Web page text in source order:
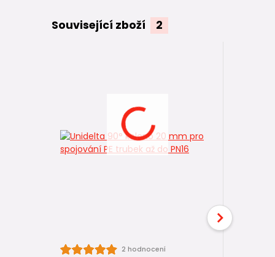
Související zboží 2
2 hodnocení